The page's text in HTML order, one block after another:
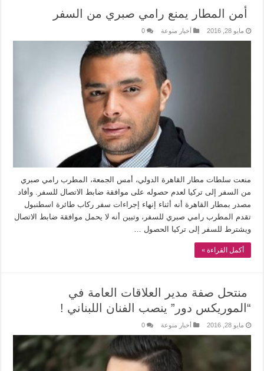
أمن المطار يمنع رامي صبري من السفر
مايو 28, 2016 أخبار منوعة 0
منعت سلطات مطار القاهرة الدولي، أمس الجمعة، المطرب رامي صبري
من السفر إلى تركيا لعدم حصوله على موافقة ضابط الاتصال للسفر. وأفاد
مصدر بمطار القاهرة أنه أثناء إنهاء إجراءات سفر ركاب طائرة اسطنبول
تقدم المطرب رامي صبري للسفر، وتبين أنه لا يحمل موافقة ضابط الاتصال
ويشترط للسفر إلى تركيا الحصول …
أكمل القراءة »
منتحل صفة مدير العلاقات العامة في
“الموريكس دور” ينصب الفنان اللبناني !
مايو 28, 2016 أخبار منوعة 0